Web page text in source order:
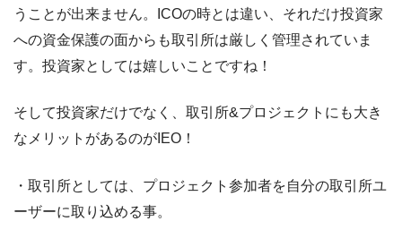
うことが出来ません。ICOの時とは違い、それだけ投資家
への資金保護の面からも取引所は厳しく管理されていま
す。投資家としては嬉しいことですね！
そして投資家だけでなく、取引所&プロジェクトにも大き
なメリットがあるのがIEO！
・取引所としては、プロジェクト参加者を自分の取引所ユ
ーザーに取り込める事。